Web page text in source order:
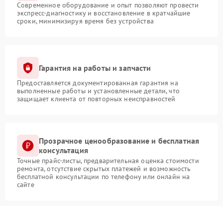
Современное оборудование и опыт позволяют провести
экспресс-диагностику и восстановление в кратчайшие
сроки, минимизируя время без устройства
Гарантия на работы и запчасти
Предоставляется документированная гарантия на
выполненные работы и установленные детали, что
защищает клиента от повторных неисправностей
Прозрачное ценообразование и бесплатная
консультация
Точные прайс-листы, предварительная оценка стоимости
ремонта, отсутствие скрытых платежей и возможность
бесплатной консультации по телефону или онлайн на
сайте